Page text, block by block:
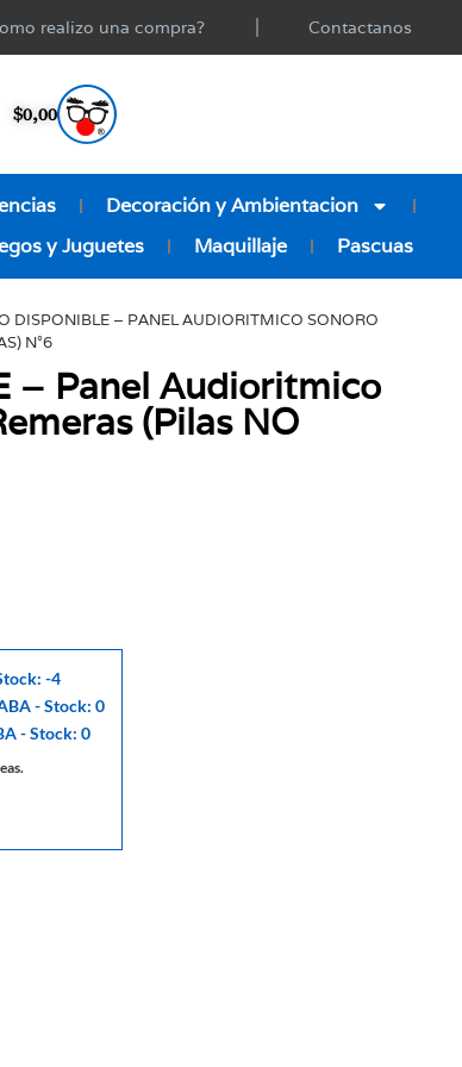
realizo una compra? Contactanos
$0,00
Decoración y Ambientacion
y Juguetes Maquillaje Pascuas
DISPONIBLE – PANEL AUDIORITMICO SONORO
N°6
– Panel Audioritmico
(Pilas NO
-4
- Stock: 0
- Stock: 0